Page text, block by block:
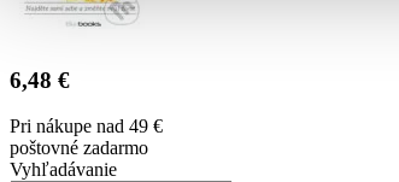
6,48 €
Pri nákupe nad 49 €
poštovné zadarmo
Vyhľadávanie